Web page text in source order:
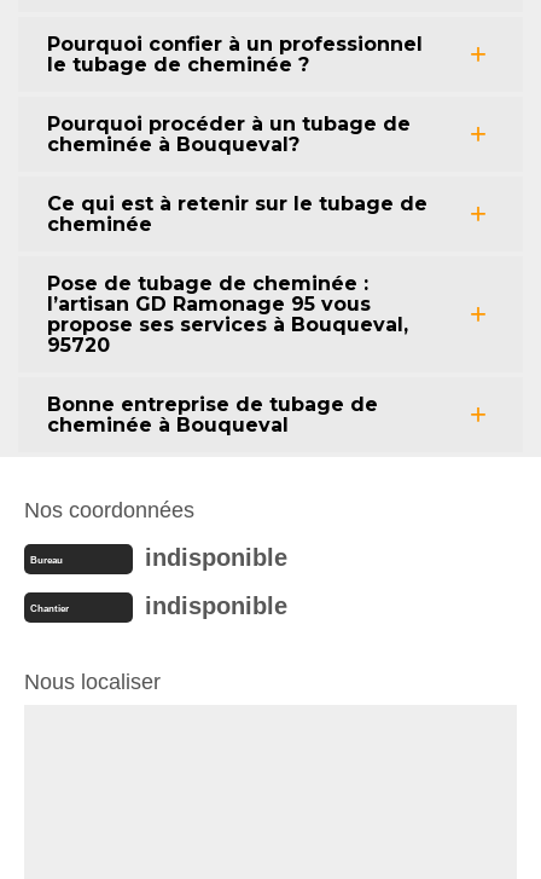
Pourquoi confier à un professionnel
le tubage de cheminée ?
Pourquoi procéder à un tubage de
cheminée à Bouqueval?
Ce qui est à retenir sur le tubage de
cheminée
Pose de tubage de cheminée :
l’artisan GD Ramonage 95 vous
propose ses services à Bouqueval,
95720
Bonne entreprise de tubage de
cheminée à Bouqueval
Nos coordonnées
Bureau indisponible
Chantier indisponible
Nous localiser